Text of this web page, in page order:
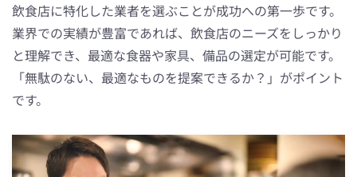
飲食店に特化した業者を選ぶことが成功への第一歩です。
業界での実績が豊富であれば、飲食店のニーズをしっかり
と理解でき、最適な食器や家具、備品の選定が可能です。
「無駄のない、最適なものを提案できるか？」がポイント
です。